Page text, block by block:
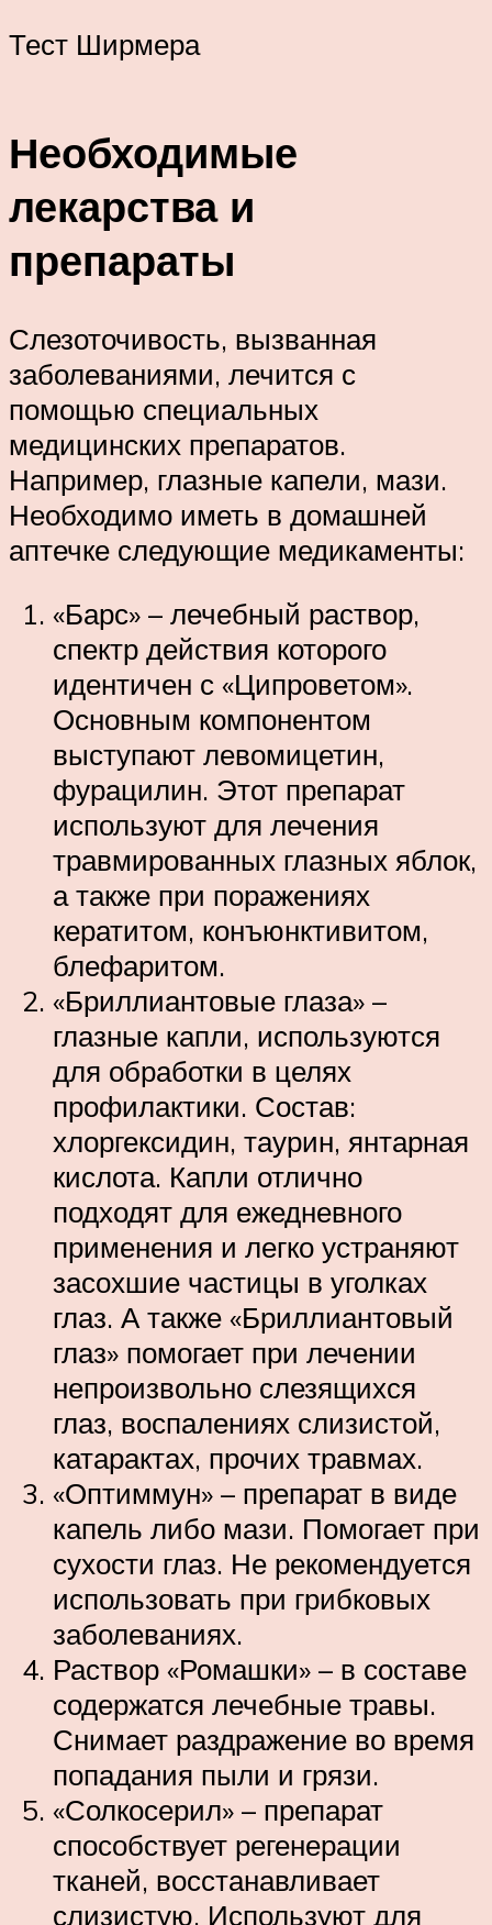
Тест Ширмера
Необходимые
лекарства и
препараты
Слезоточивость, вызванная
заболеваниями, лечится с
помощью специальных
медицинских препаратов.
Например, глазные капели, мази.
Необходимо иметь в домашней
аптечке следующие медикаменты:
«Барс» – лечебный раствор,
спектр действия которого
идентичен с «Ципроветом».
Основным компонентом
выступают левомицетин,
фурацилин. Этот препарат
используют для лечения
травмированных глазных яблок,
а также при поражениях
кератитом, конъюнктивитом,
блефаритом.
«Бриллиантовые глаза» –
глазные капли, используются
для обработки в целях
профилактики. Состав:
хлоргексидин, таурин, янтарная
кислота. Капли отлично
подходят для ежедневного
применения и легко устраняют
засохшие частицы в уголках
глаз. А также «Бриллиантовый
глаз» помогает при лечении
непроизвольно слезящихся
глаз, воспалениях слизистой,
катарактах, прочих травмах.
«Оптиммун» – препарат в виде
капель либо мази. Помогает при
сухости глаз. Не рекомендуется
использовать при грибковых
заболеваниях.
Раствор «Ромашки» – в составе
содержатся лечебные травы.
Снимает раздражение во время
попадания пыли и грязи.
«Солкосерил» – препарат
способствует регенерации
тканей, восстанавливает
слизистую. Используют для